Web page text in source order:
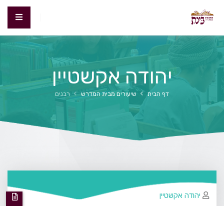
יהודה אקשטיין
דף הבית שיעורים מבית המדרש רבנים
יהודה אקשטיין